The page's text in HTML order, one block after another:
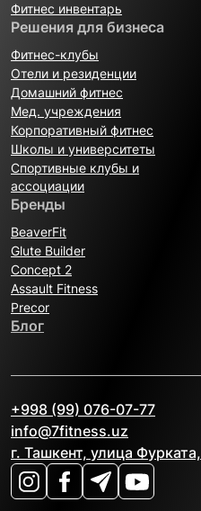
Фитнес инвентарь
Решения для бизнеса
Фитнес-клубы
Отели и резиденции
Домашний фитнес
Мед. учреждения
Корпоративный фитнес
Школы и университеты
Спортивные клубы и
ассоциации
Бренды
BeaverFit
Glute Builder
Concept 2
Assault Fitness
Precor
Блог
+998 (99) 076-07-77
info@7fitness.uz
г. Ташкент, улица